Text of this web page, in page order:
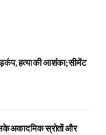
हत्या की आशंका; सीमेंट
अकादमिक स्रोतों और